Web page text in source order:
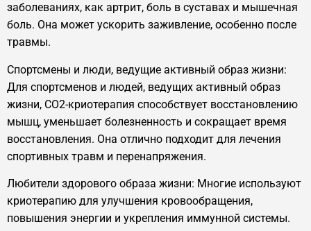
заболеваниях, как артрит, боль в суставах и мышечная
боль. Она может ускорить заживление, особенно после
травмы.
Спортсмены и люди, ведущие активный образ жизни:
Для спортсменов и людей, ведущих активный образ
жизни, CO2-криотерапия способствует восстановлению
мышц, уменьшает болезненность и сокращает время
восстановления. Она отлично подходит для лечения
спортивных травм и перенапряжения.
Любители здорового образа жизни: Многие используют
криотерапию для улучшения кровообращения,
повышения энергии и укрепления иммунной системы.